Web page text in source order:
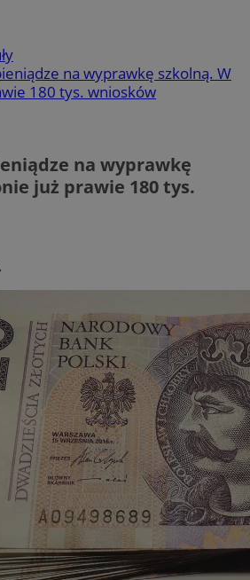
na wyprawkę szkolną. W
180 tys. wniosków
na wyprawkę
już prawie 180 tys.